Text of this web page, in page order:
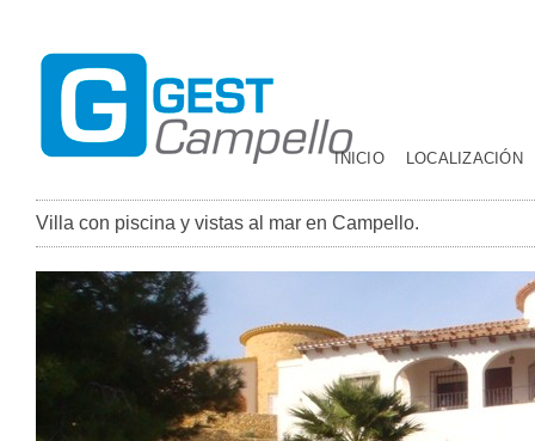
INICIO LOCALIZACIÓN
Villa con piscina y vistas al mar en Campello.